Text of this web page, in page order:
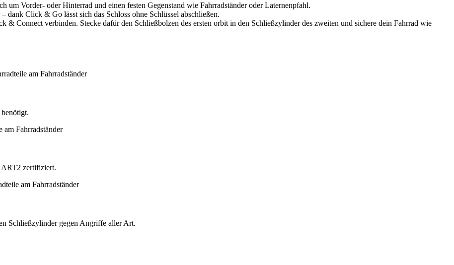
um Vorder- oder Hinterrad und einen festen Gegenstand wie Fahrradständer oder Laternenpfahl.
dank Click & Go lässt sich das Schloss ohne Schlüssel abschließen.
Connect verbinden. Stecke dafür den Schließbolzen des ersten orbit in den Schließzylinder des zweiten und sichere dein Fahrrad wie
zertifiziert.
Schließzylinder gegen Angriffe aller Art.